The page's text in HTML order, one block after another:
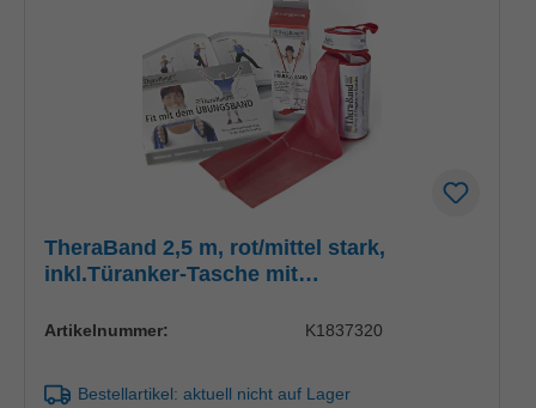
TheraBand 2,5 m, rot/mittel stark,
inkl.Türanker-Tasche mit
Artikelnummer: K1837320
Bestellartikel: aktuell nicht auf Lager